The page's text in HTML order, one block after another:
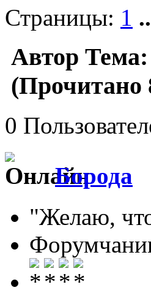
Страницы: 1
Автор Тема:
(Прочитано
0
Борода
"Желаю,